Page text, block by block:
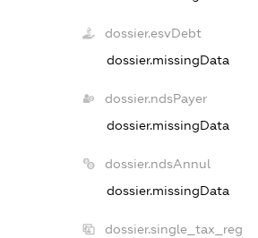
dossier.esvDebt
dossier.missingData
dossier.ndsPayer
dossier.missingData
dossier.ndsAnnul
dossier.missingData
dossier.single_tax_reg